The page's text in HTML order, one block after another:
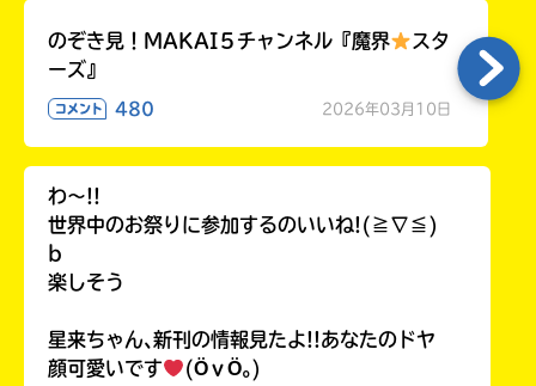
のぞき見！MAKAI５チャンネル『魔界
スタ
ーズ』
コメント 480 2026年03月10日
わ〜!!
世界中のお祭りに参加するのいいね!(≧∇≦)
b
楽しそう
星来ちゃん､新刊の情報見たよ!!あなたのドヤ
顔可愛いです
(ӦｖӦ｡)